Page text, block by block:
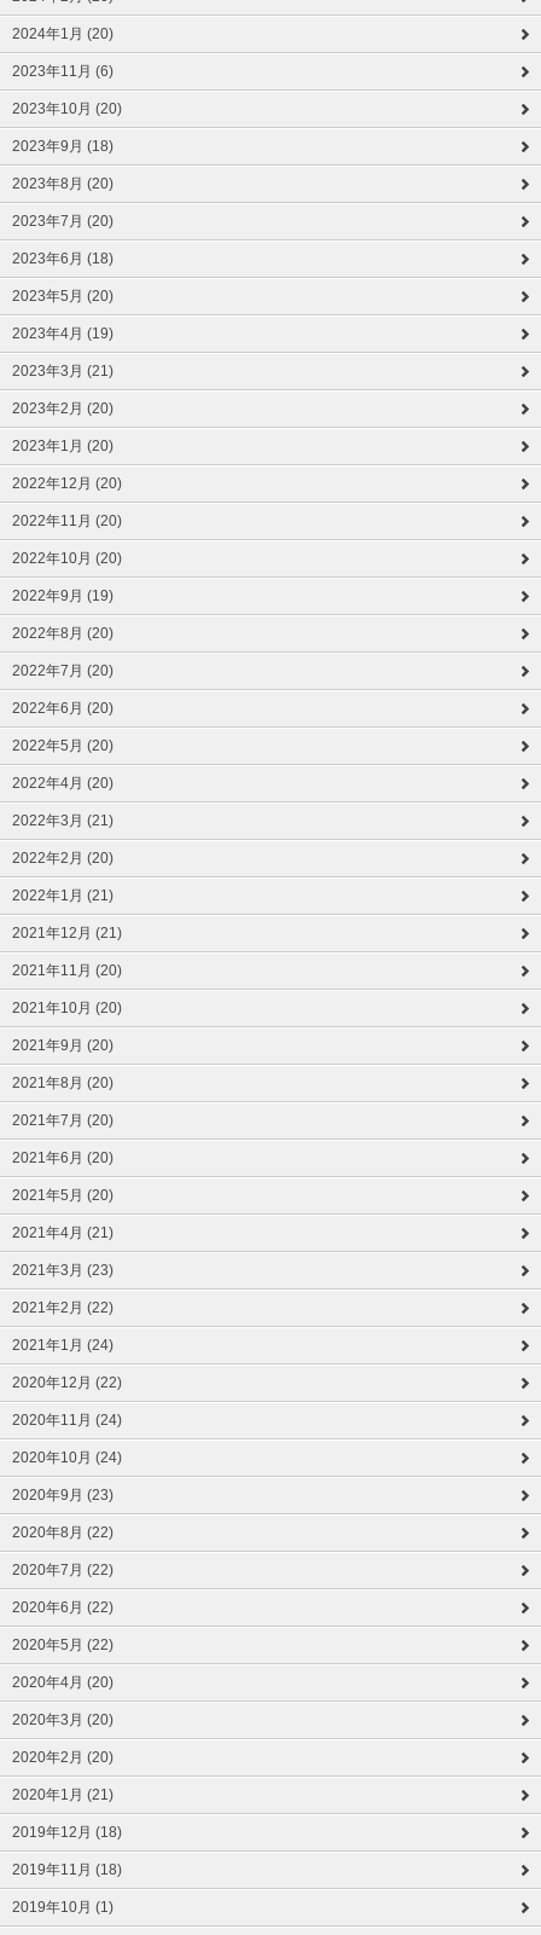
2024年1月 (20)
2023年11月 (6)
2023年10月 (20)
2023年9月 (18)
2023年8月 (20)
2023年7月 (20)
2023年6月 (18)
2023年5月 (20)
2023年4月 (19)
2023年3月 (21)
2023年2月 (20)
2023年1月 (20)
2022年12月 (20)
2022年11月 (20)
2022年10月 (20)
2022年9月 (19)
2022年8月 (20)
2022年7月 (20)
2022年6月 (20)
2022年5月 (20)
2022年4月 (20)
2022年3月 (21)
2022年2月 (20)
2022年1月 (21)
2021年12月 (21)
2021年11月 (20)
2021年10月 (20)
2021年9月 (20)
2021年8月 (20)
2021年7月 (20)
2021年6月 (20)
2021年5月 (20)
2021年4月 (21)
2021年3月 (23)
2021年2月 (22)
2021年1月 (24)
2020年12月 (22)
2020年11月 (24)
2020年10月 (24)
2020年9月 (23)
2020年8月 (22)
2020年7月 (22)
2020年6月 (22)
2020年5月 (22)
2020年4月 (20)
2020年3月 (20)
2020年2月 (20)
2020年1月 (21)
2019年12月 (18)
2019年11月 (18)
2019年10月 (1)